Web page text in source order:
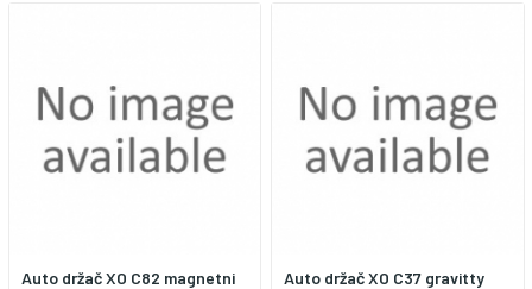
Auto držač XO C82 magnetni
Auto držač XO C37 gravitty